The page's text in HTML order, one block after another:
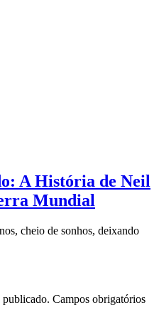
A História de Neil
Mundial
cheio de sonhos, deixando
publicado. Campos obrigatórios